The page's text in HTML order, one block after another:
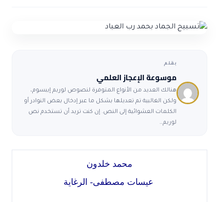
حول السنة
بقلم
موسوعة الإعجاز العلمي
هنالك العديد من الأنواع المتوفرة لنصوص لوريم إيبسوم،
ولكن الغالبية تم تعديلها بشكل ما عبر إدخال بعض النوادر أو
الكلمات العشوائية إلى النص. إن كنت تريد أن تستخدم نص
لوريم…
محمد خلدون
عيسات مصطفى- الرغاية